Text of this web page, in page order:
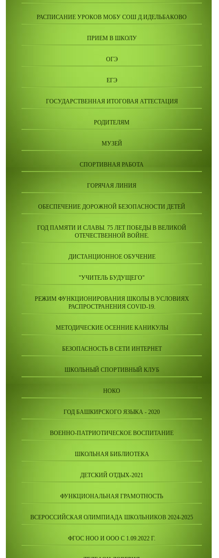
РАСПИСАНИЕ УРОКОВ МОБУ СОШ Д.ИДЕЛЬБАКОВО
ПРИЕМ В ШКОЛУ
ОГЭ
ЕГЭ
ГОСУДАРСТВЕННАЯ ИТОГОВАЯ АТТЕСТАЦИЯ
РОДИТЕЛЯМ
МУЗЕЙ
СПОРТИВНАЯ РАБОТА
ГОРЯЧАЯ ЛИНИЯ
ОБЕСПЕЧЕНИЕ ДОРОЖНОЙ БЕЗОПАСНОСТИ ДЕТЕЙ
ГОД ПАМЯТИ И СЛАВЫ. 75 ЛЕТ ПОБЕДЫ В ВЕЛИКОЙ
ОТЕЧЕСТВЕННОЙ ВОЙНЕ.
ДИСТАНЦИОННОЕ ОБУЧЕНИЕ
"УЧИТЕЛЬ БУДУЩЕГО"
РЕЖИМ ФУНКЦИОНИРОВАНИЯ ШКОЛЫ В УСЛОВИЯХ
РАСПРОСТРАНЕНИЯ COVID-19.
МЕТОДИЧЕСКИЕ ОСЕННИЕ КАНИКУЛЫ
БЕЗОПАСНОСТЬ В СЕТИ ИНТЕРНЕТ
ШКОЛЬНЫЙ СПОРТИВНЫЙ КЛУБ
НОКО
ГОД БАШКИРСКОГО ЯЗЫКА - 2020
ВОЕННО-ПАТРИОТИЧЕСКОЕ ВОСПИТАНИЕ
ШКОЛЬНАЯ БИБЛИОТЕКА
ДЕТСКИЙ ОТДЫХ-2021
ФУНКЦИОНАЛЬНАЯ ГРАМОТНОСТЬ
ВСЕРОССИЙСКАЯ ОЛИМПИАДА ШКОЛЬНИКОВ 2024-2025
ФГОС НОО И ООО С 1.09.2022 Г.